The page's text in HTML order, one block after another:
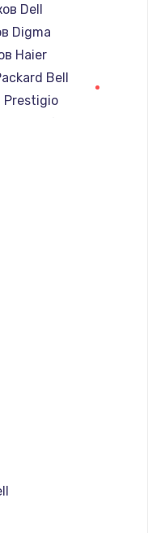
Dell
Digma
Haier
Bell
Prestigio
Aorus
Getac
Epson
Philips
LG
Irbis
ZTE
Hiper
Evga
Google
Echips